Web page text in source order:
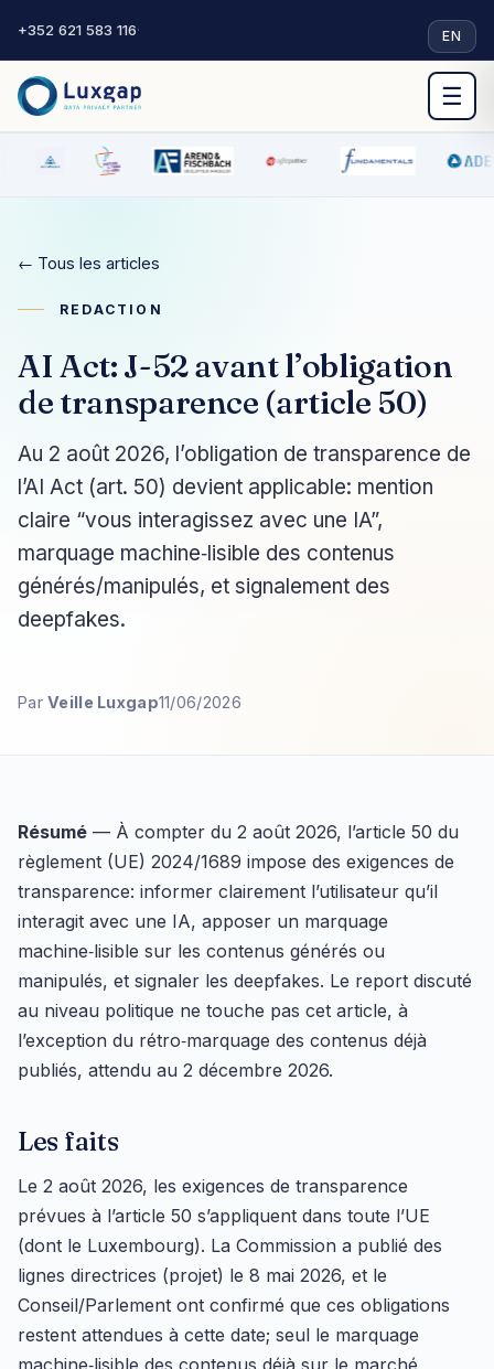
+352 621 583 116· EN
☰
← Tous les articles
REDACTION
AI Act: J-52 avant l’obligation
de transparence (article 50)
Au 2 août 2026, l’obligation de transparence de
l’AI Act (art. 50) devient applicable: mention
claire “vous interagissez avec une IA”,
marquage machine‑lisible des contenus
générés/manipulés, et signalement des
deepfakes.
ParVeille Luxgap11/06/2026
Résumé — À compter du 2 août 2026, l’article 50 du
règlement (UE) 2024/1689 impose des exigences de
transparence: informer clairement l’utilisateur qu’il
interagit avec une IA, apposer un marquage
machine‑lisible sur les contenus générés ou
manipulés, et signaler les deepfakes. Le report discuté
au niveau politique ne touche pas cet article, à
l’exception du rétro‑marquage des contenus déjà
publiés, attendu au 2 décembre 2026.
Les faits
Le 2 août 2026, les exigences de transparence
prévues à l’article 50 s’appliquent dans toute l’UE
(dont le Luxembourg). La Commission a publié des
lignes directrices (projet) le 8 mai 2026, et le
Conseil/Parlement ont confirmé que ces obligations
restent attendues à cette date; seul le marquage
machine‑lisible des contenus déjà sur le marché